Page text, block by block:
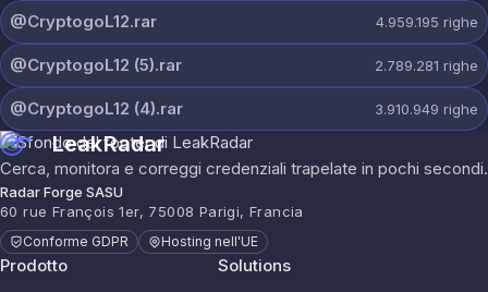
@CryptogoL12.rar 4.959.195 righe
@CryptogoL12 (5).rar 2.789.281 righe
@CryptogoL12 (4).rar 3.910.949 righe
LeakRadar
Cerca, monitora e correggi credenziali trapelate in pochi secondi.
Radar Forge SASU
60 rue François 1er, 75008 Parigi, Francia
Conforme GDPR Hosting nell'UE
Prodotto Solutions